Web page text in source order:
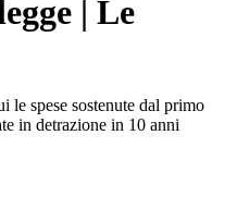
| Le
le spese sostenute dal primo
in detrazione in 10 anni